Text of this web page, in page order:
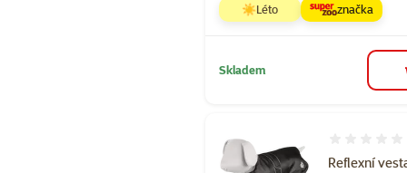
☀️Léto značka
Skladem
Reflexní